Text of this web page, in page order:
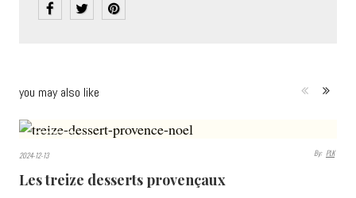
you may also like
VIEWS
2024-12-13 By: PLK
Les treize desserts provençaux